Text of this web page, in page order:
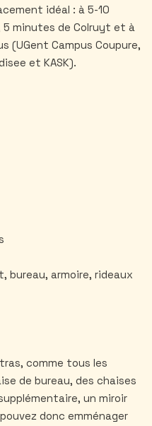
idéal : à 5-10
minutes de Colruyt et à
(UGent Campus Coupure,
et KASK).
bureau, armoire, rideaux
comme tous les
de bureau, des chaises
un miroir
donc emménager